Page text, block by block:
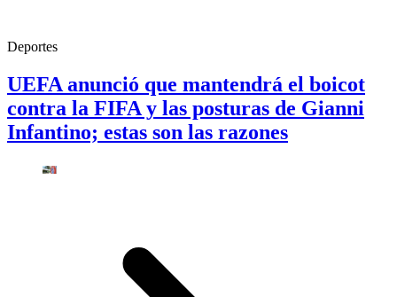
Deportes
UEFA anunció que mantendrá el boicot
contra la FIFA y las posturas de Gianni
Infantino; estas son las razones